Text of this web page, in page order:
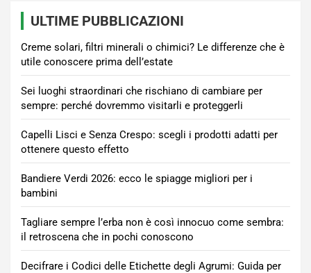
ULTIME PUBBLICAZIONI
Creme solari, filtri minerali o chimici? Le differenze che è
utile conoscere prima dell’estate
Sei luoghi straordinari che rischiano di cambiare per
sempre: perché dovremmo visitarli e proteggerli
Capelli Lisci e Senza Crespo: scegli i prodotti adatti per
ottenere questo effetto
Bandiere Verdi 2026: ecco le spiagge migliori per i
bambini
Tagliare sempre l’erba non è così innocuo come sembra:
il retroscena che in pochi conoscono
Decifrare i Codici delle Etichette degli Agrumi: Guida per